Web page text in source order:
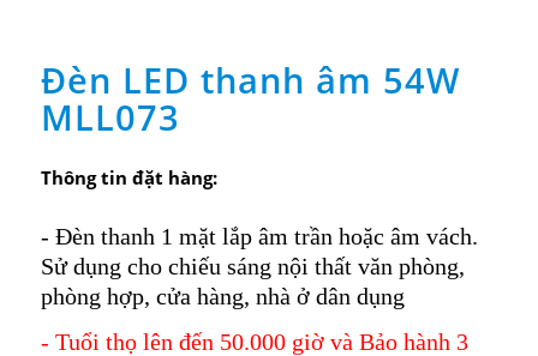
Đèn LED thanh âm 54W
MLL073
Thông tin đặt hàng:
- Đèn thanh 1 mặt lắp âm trần hoặc âm vách.
Sử dụng cho chiếu sáng nội thất văn phòng,
phòng hợp, cửa hàng, nhà ở dân dụng
- Tuổi thọ lên đến 50.000 giờ và Bảo hành 3